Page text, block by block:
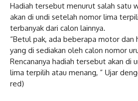
Hadiah tersebut menurut salah satu
akan di undi setelah nomor lima
terbanyak dari calon lainnya.
“Betul pak, ada beberapa motor dan
yang di sediakan oleh calon nomor
Rencananya hadiah tersebut akan di
lima terpilih atau menang, ” Ujar
red)